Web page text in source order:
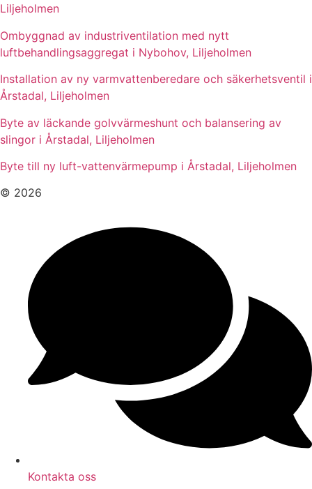
Liljeholmen
Ombyggnad av industriventilation med nytt
luftbehandlingsaggregat i Nybohov, Liljeholmen
Installation av ny varmvattenberedare och säkerhetsventil i
Årstadal, Liljeholmen
Byte av läckande golvvärmeshunt och balansering av
slingor i Årstadal, Liljeholmen
Byte till ny luft-vattenvärmepump i Årstadal, Liljeholmen
© 2026
Kontakta oss